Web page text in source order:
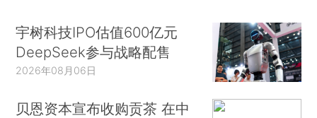
宇树科技IPO估值600亿元
DeepSeek参与战略配售
2026年08月06日
贝恩资本宣布收购贡茶 在中